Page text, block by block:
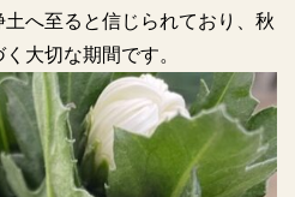
へ至ると信じられており、秋
大切な期間です。